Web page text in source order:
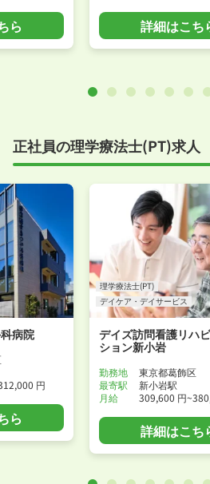
ら 詳細はこち
正社員の理学療法士(PT)求人
病院
円
ら
理学療法士(PT)
デイケア・デイサービス
デイズ訪問看護リハ
ション新小岩
勤務地
東京都葛飾区
最寄駅
新小岩駅
月給
309,600 円
詳細はこち